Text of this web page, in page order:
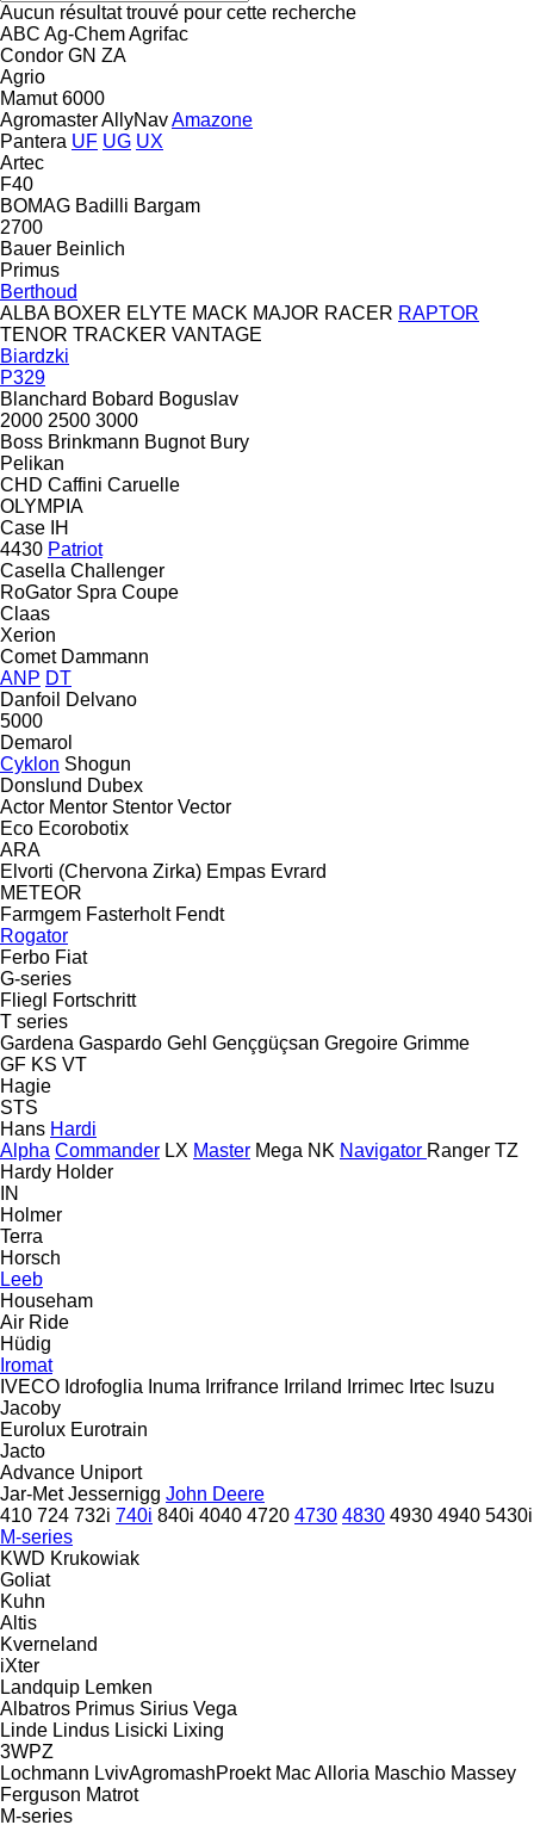
Aucun résultat trouvé pour cette recherche
ABC Ag-ChemAgrifac
Condor GN ZA
Agrio
Mamut 6000
AgromasterAllyNavAmazone
Pantera UF UG UX
Artec
F40
BOMAG Badilli Bargam
2700
Bauer Beinlich
Primus
Berthoud
ALBA BOXER ELYTE MACK MAJOR RACER RAPTOR
TENOR TRACKER VANTAGE
Biardzki
P329
Blanchard Bobard Boguslav
2000 2500 3000
Boss Brinkmann Bugnot Bury
Pelikan
CHD Caffini Caruelle
OLYMPIA
Case IH
4430 Patriot
Casella Challenger
RoGator Spra Coupe
Claas
Xerion
Comet Dammann
ANP DT
Danfoil
Delvano
5000
Demarol
Cyklon Shogun
Donslund Dubex
Actor Mentor Stentor Vector
Eco Ecorobotix
ARA
Elvorti (Chervona Zirka) Empas Evrard
METEOR
Farmgem Fasterholt Fendt
Rogator
Ferbo Fiat
G-series
Fliegl
Fortschritt
T series
Gardena Gaspardo Gehl Gençgüçsan Gregoire Grimme
GF KS VT
Hagie
STS
Hans Hardi
Alpha Commander LX Master Mega NK Navigator Ranger TZ
Hardy Holder
IN
Holmer
Terra
Horsch
Leeb
Househam
Air Ride
Hüdig
Iromat
IVECO Idrofoglia Inuma Irrifrance Irriland Irrimec Irtec Isuzu
Jacoby
Eurolux Eurotrain
Jacto
Advance Uniport
Jar-Met Jessernigg John Deere
410 724 732i 740i 840i 4040 4720 4730 4830 4930 4940 5430i
M-series
KWD Krukowiak
Goliat
Kuhn
Altis
Kverneland
iXter
Landquip Lemken
Albatros Primus Sirius Vega
Linde Lindus Lisicki Lixing
3WPZ
Lochmann LvivAgromashProekt Mac Alloria Maschio Massey
Ferguson Matrot
M-series